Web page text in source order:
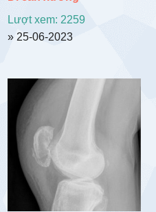
Lượt xem: 2259
» 25-06-2023